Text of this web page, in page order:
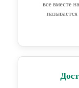
все вместе